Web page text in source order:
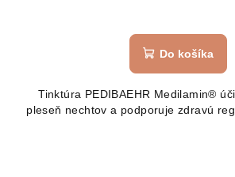
Do košíka
Tinktúra PEDIBAEHR Medilamin®
pleseň nechtov a podporuje zdravú